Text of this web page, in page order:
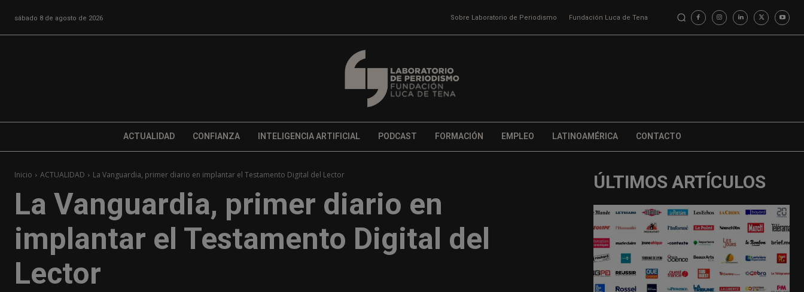
sábado 8 de agosto de 2026 Sobre Laboratorio de Periodismo Fundación Luca de Tena
ACTUALIDAD CONFIANZA INTELIGENCIA ARTIFICIAL PODCAST FORMACIÓN EMPLEO LATINOAMÉRICA CONTACTO
Inicio ACTUALIDAD La Vanguardia, primer diario en implantar el Testamento Digital del Lector
La Vanguardia, primer diario en
implantar el Testamento Digital del
Lector
ÚLTIMOS ARTÍCULOS